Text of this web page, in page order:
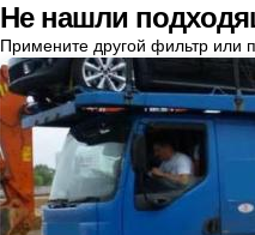
Не нашли
Примените другой фильтр или